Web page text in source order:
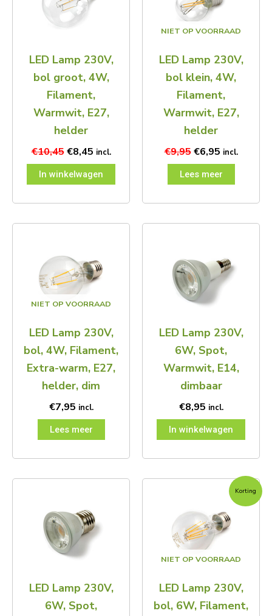
LED Lamp 230V,
bol groot, 4W,
Filament,
Warmwit, E27,
helder
€10,45 €8,45 incl.
In winkelwagen
NIET OP VOORRAAD
LED Lamp 230V,
bol klein, 4W,
Filament,
Warmwit, E27,
helder
€9,95 €6,95 incl.
Lees meer
NIET OP VOORRAAD
LED Lamp 230V,
bol, 4W, Filament,
Extra-warm, E27,
helder, dim
€7,95 incl.
Lees meer
LED Lamp 230V,
6W, Spot,
Warmwit, E14,
dimbaar
€8,95 incl.
In winkelwagen
LED Lamp 230V,
6W, Spot,
Korting
NIET OP VOORRAAD
LED Lamp 230V,
bol, 6W, Filament,
Oorspronkelijke
was:
€13,95.
Huidige
prijs
is:
€7,95.